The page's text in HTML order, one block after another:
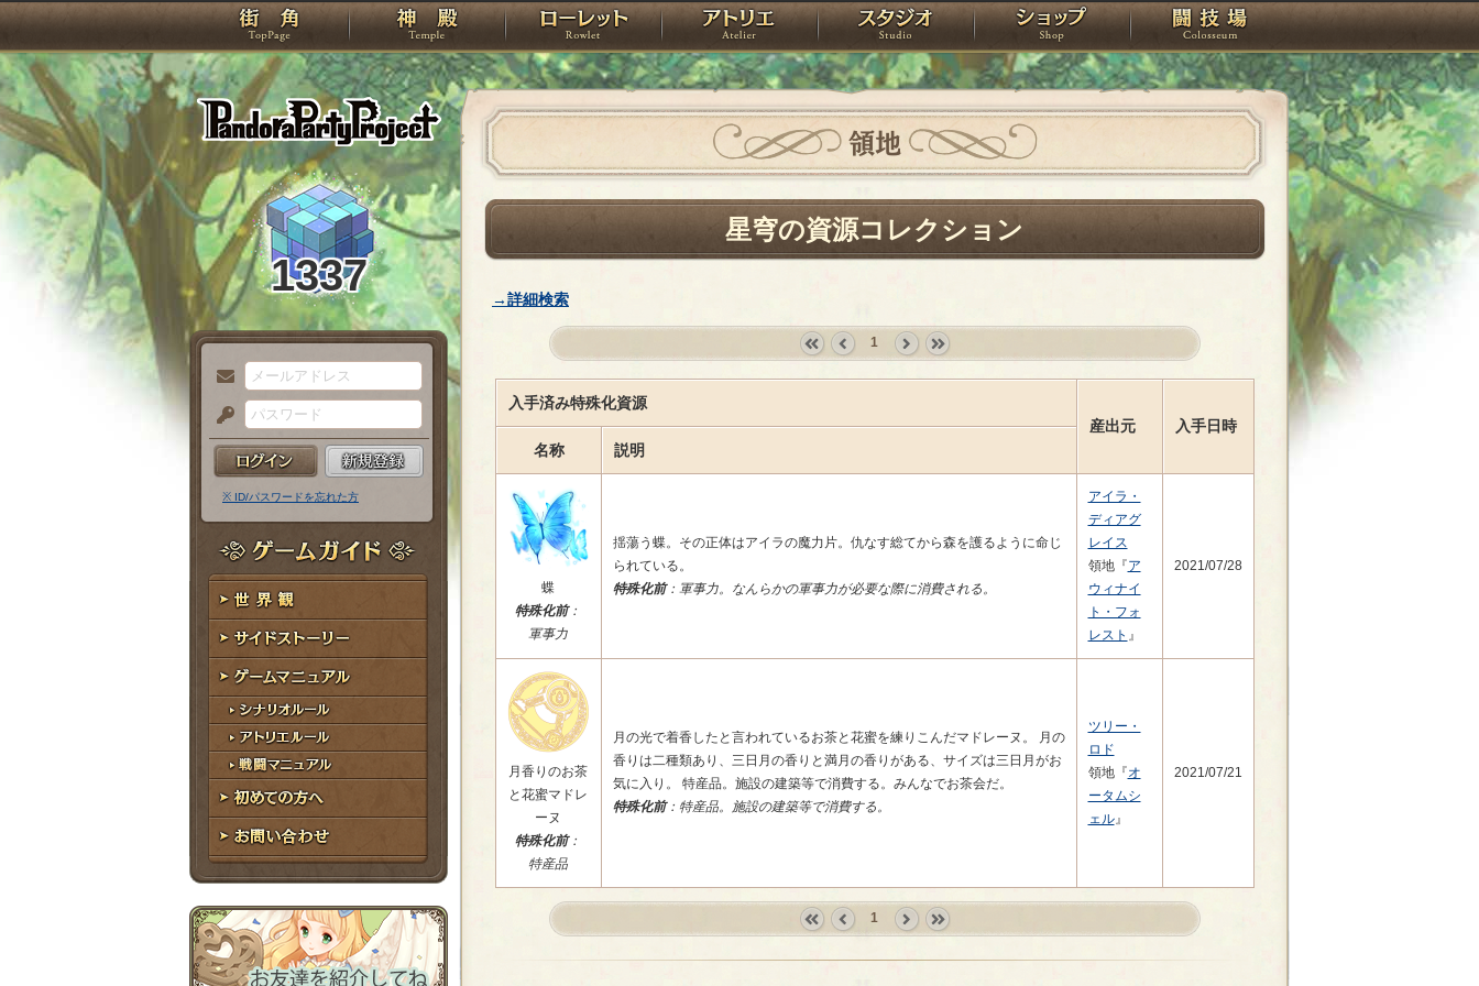
PandoraPartyProject
TOP 神殿 ローレット アトリエ スタジオ ショップ 闘技場
1337
メ
ー
ル
ア
ド
レ
ス
パ
ス
ー
ド
※ ID/パスワードを忘れた方
ゲームガイド
世界観
サイドストーリー
ゲームマニュアル
シナリオルール
アトリエルール
戦闘マニュアル
初めての方へ
お問い合わせ
領地
星穹の資源コレクション
→詳細検索
1
入手済み特殊化資源
産出元
入手日時
名称
説明
蝶
特殊化前：
軍事力
揺蕩う蝶。その正体はアイラの魔力片。仇なす総てから森を護るように命じ
られている。
特殊化前：軍事力。なんらかの軍事力が必要な際に消費される。
アイラ・
ディアグ
レイス
領地『ア
ウィナイ
ト・フォ
レスト 』
2021/07/28
月香りのお茶
と花蜜マドレ
ーヌ
特殊化前：
特産品
月の光で着香したと言われているお茶と花蜜を練りこんだマドレーヌ。 月の
香りは二種類あり、三日月の香りと満月の香りがある、サイズは三日月がお
気に入り。 特産品。施設の建築等で消費する。みんなでお茶会だ。
特殊化前：特産品。施設の建築等で消費する。
ツリー・
ロド
領地『オ
ータムシ
ェル』
2021/07/21
1